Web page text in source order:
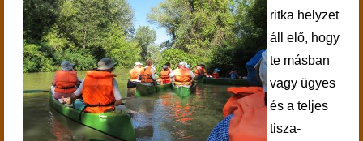
ritka helyzet
áll elő, hogy
te másban
vagy ügyes
és a teljes
tisza-